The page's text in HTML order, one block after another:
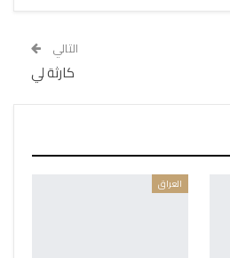
التالي
كارثة لي
العراق